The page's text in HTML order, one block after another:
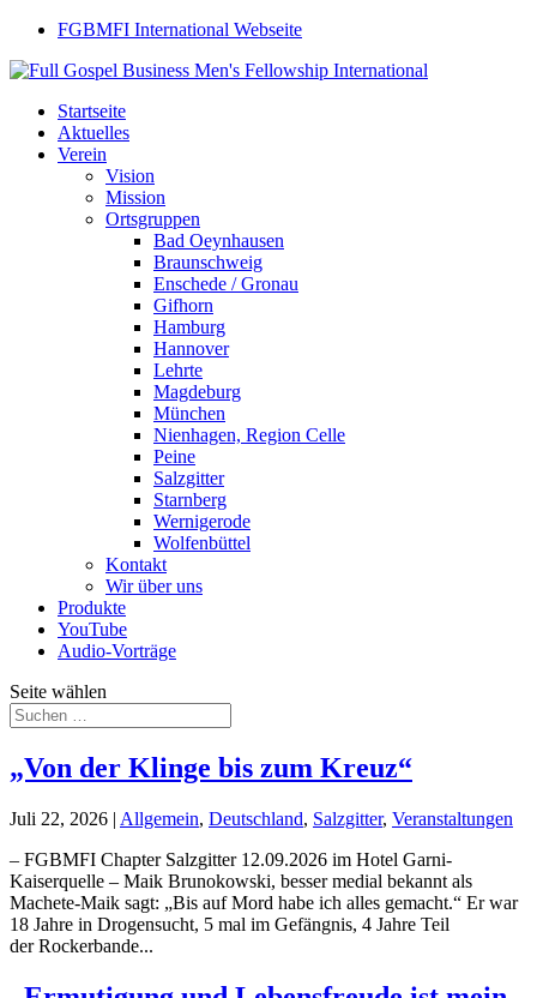
FGBMFI International Webseite
Startseite
Aktuelles
Verein
Vision
Mission
Ortsgruppen
Bad Oeynhausen
Braunschweig
Enschede / Gronau
Gifhorn
Hamburg
Hannover
Lehrte
Magdeburg
München
Nienhagen, Region Celle
Peine
Salzgitter
Starnberg
Wernigerode
Wolfenbüttel
Kontakt
Wir über uns
Produkte
YouTube
Audio-Vorträge
Seite wählen
„Von der Klinge bis zum Kreuz“
Juli 22, 2026 | Allgemein, Deutschland, Salzgitter, Veranstaltungen
– FGBMFI Chapter Salzgitter 12.09.2026 im Hotel Garni-
Kaiserquelle – Maik Brunokowski, besser medial bekannt als
Machete-Maik sagt: „Bis auf Mord habe ich alles gemacht.“ Er war
18 Jahre in Drogensucht, 5 mal im Gefängnis, 4 Jahre Teil
der Rockerbande...